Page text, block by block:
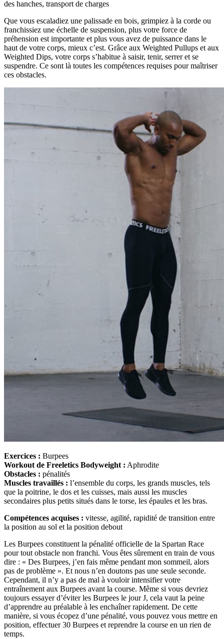
des hanches, transport de charges
Que vous escaladiez une palissade en bois, grimpiez à la corde ou
franchissiez une échelle de suspension, plus votre force de
préhension est importante et plus vous avez de puissance dans le
haut de votre corps, mieux c’est. Grâce aux Weighted Pullups et aux
Weighted Dips, votre corps s’habitue à saisir, tenir, serrer et se
suspendre. Ce sont là toutes les compétences requises pour maîtriser
ces obstacles.
Exercices : Burpees
Workout de Freeletics Bodyweight : Aphrodite
Obstacles : pénalités
Muscles travaillés : l’ensemble du corps, les grands muscles, tels
que la poitrine, le dos et les cuisses, mais aussi les muscles
secondaires plus petits situés dans le torse, les épaules et les bras.
Compétences acquises : vitesse, agilité, rapidité de transition entre
la position au sol et la position debout
Les Burpees constituent la pénalité officielle de la Spartan Race
pour tout obstacle non franchi. Vous êtes sûrement en train de vous
dire : « Des Burpees, j’en fais même pendant mon sommeil, alors
pas de problème ». Et nous n’en doutons pas une seule seconde.
Cependant, il n’y a pas de mal à vouloir intensifier votre
entraînement aux Burpees avant la course. Même si vous devriez
toujours essayer d’éviter les Burpees le jour J, cela vaut la peine
d’apprendre au préalable à les enchaîner rapidement. De cette
manière, si vous écopez d’une pénalité, vous pouvez vous mettre en
position, effectuer 30 Burpees et reprendre la course en un rien de
temps.